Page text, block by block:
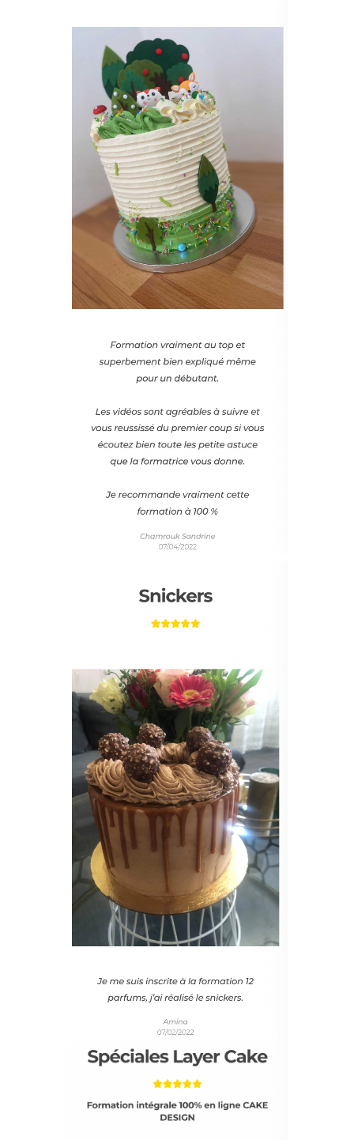
L'IRRÉSISTIBLE BASILIC FRAMBOISE
génoise basilic framboise 13 - La ganache citron
14 - L'insert framboise
LE LAYER CAKE TOUT CHOCO
rapide chocolat 16 - La ganache montée Nutella
17 - Le croustillant praliné 18 - La crème au
beurre suisse Nutella
L'EXOTIQUE19 - La génoise coco 20 - La
ganache ananas 21 - L'insert ananas
RECETTES DE BASE DE LAYER CAKE
génoise haute nature 23 - Le Chiffon Cake 24 -
Le Red VelvetRECETTES DE GARNITURE DE
LAYER CAKE25 - La ganache montée Raffaello
26 - Le crémeux passion 27 - Le crémeux citron
28 - Le Curd fraise 29 - La crème diplomate 30 -
La crème Chantilly Mascarpone 31 - Les Drips
Et en BONUS, la fiche recette : Apple Nuts